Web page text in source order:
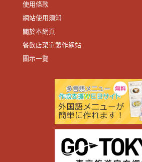
使用條款
網站使用須知
關於本網頁
餐飲店菜單製作網站
圖示一覽